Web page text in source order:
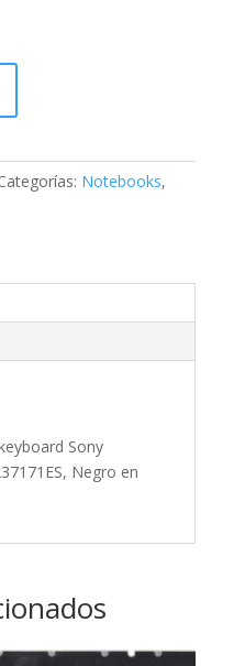
Notebooks,
Sony
Negro en